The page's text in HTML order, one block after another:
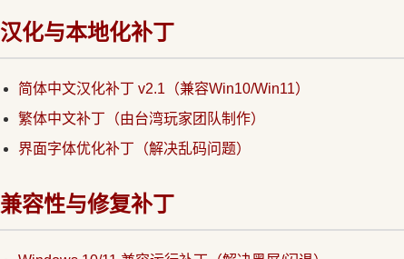
汉化与本地化补丁
简体中文汉化补丁 v2.1（兼容Win10/Win11）
繁体中文补丁（由台湾玩家团队制作）
界面字体优化补丁（解决乱码问题）
兼容性与修复补丁